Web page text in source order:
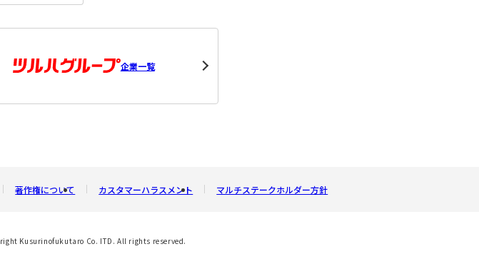
企業一覧
著作権について カスタマーハラスメント マルチステークホルダー方針
Kusurinofukutaro Co. ITD. All rights reserved.